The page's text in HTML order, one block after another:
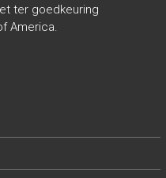
ter goedkeuring
America.